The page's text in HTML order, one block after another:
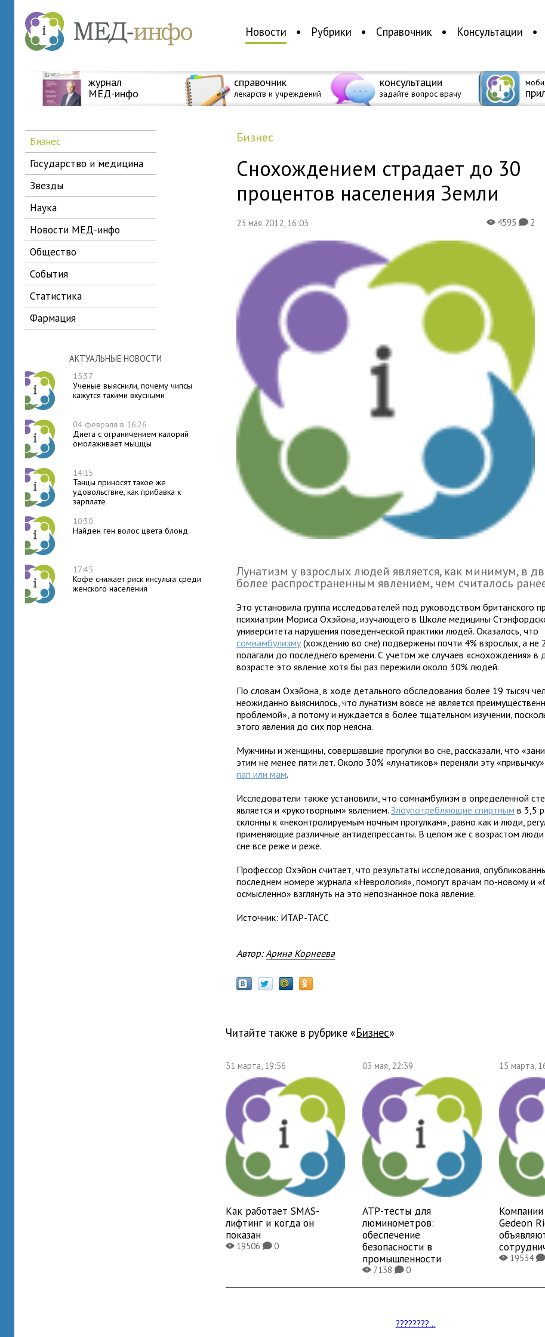
Новости Рубрики Справочник Консультации
журнал
МЕД-инфо
справочник
лекарств и учреждений
консультации
задайте вопрос врачу
бизнес
государство и медицина
звезды
наука
новости МЕД-инфо
общество
события
статистика
фармация
АКТУАЛЬНЫЕ НОВОСТИ
15:37
Ученые выяснили, почему чипсы
кажутся такими вкусными
04 февраля в 16:26
Диета с ограничением калорий
омолаживает мышцы
14:15
Танцы приносят такое же
удовольствие, как прибавка к
зарплате
10:30
Найден ген волос цвета блонд
17:45
Кофе снижает риск инсульта среди
женского населения
бизнес
Снохождением страдает до 30
процентов населения Земли
23 мая 2012, 16:03 X4595K2
Лунатизм у взрослых людей является, как минимум, в
более распространенным явлением, чем считалось
Это установила группа исследователей под руководством британского
психиатрии Мориса Охэйона, изучающего в Школе медицины
университета нарушения поведенческой практики людей. Оказалось, что
сомнамбулизму (хождению во сне) подвержены почти 4% взрослых, а не
полагали до последнего времени. С учетом же случаев «снохождения» в
возрасте это явление хотя бы раз пережили около 30% людей.
По словам Охэйона, в ходе детального обследования более 19 тысяч
неожиданно выяснилось, что лунатизм вовсе не является
проблемой», а потому и нуждается в более тщательном изучении,
этого явления до сих пор неясна.
Мужчины и женщины, совершавшие прогулки во сне, рассказали, что
этим не менее пяти лет. Около 30% «лунатиков» переняли эту
пап или мам.
Исследователи также установили, что сомнамбулизм в определенной
является и «рукотворным» явлением.Злоупотребляющие спиртным в 3,5
склонны к «неконтролируемым ночным прогулкам», равно как и люди,
применяющие различные антидепрессанты. В целом же с возрастом люди
сне все реже и реже.
Профессор Охэйон считает, что результаты исследования,
последнем номере журнала «Неврология», помогут врачам по-новому и
осмысленно» взглянуть на это непознанное пока явление.
Источник: ИТАР-ТАСС
Автор:Арина Корнеева
Читайте также в рубрике « бизнес»
31 марта, 19:56
Как работает SMAS-
лифтинг и когда он
показан
X19506K0
03 мая, 22:39
ATP-тесты для
люминометров:
обеспечение
безопасности в
промышленности
X7138K0
15 марта,
Gedeon
X19534K
????????...